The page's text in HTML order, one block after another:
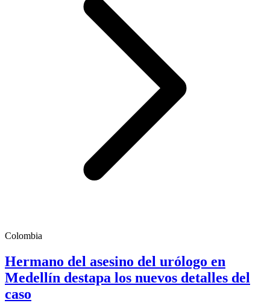
Colombia
Hermano del asesino del urólogo en
Medellín destapa los nuevos detalles del
caso